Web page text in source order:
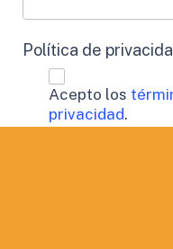
Política de
Acepto los
privacidad.